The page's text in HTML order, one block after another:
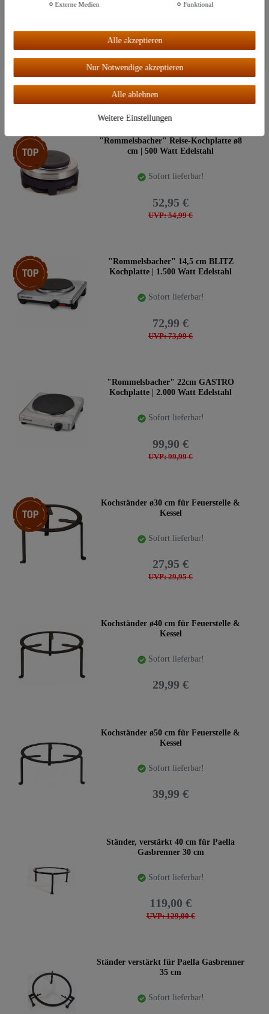
Gläser & Korken
UVP: 14,95 €
Top-Artikel
"Rommelsbacher" Reise-Kochplatte ø8
cm | 500 Watt Edelstahl
Sofort lieferbar!
UVP: 54,99 €
52,95 €
Top-Artikel
"Rommelsbacher" 14,5 cm BLITZ
Kochplatte | 1.500 Watt Edelstahl
Sofort lieferbar!
UVP: 73,99 €
72,99 €
"Rommelsbacher" 22cm GASTRO
Kochplatte | 2.000 Watt Edelstahl
Sofort lieferbar!
UVP: 99,99 €
99,90 €
Top-Artikel
Kochständer ø30 cm für Feuerstelle &
Kessel
Sofort lieferbar!
UVP: 29,95 €
27,95 €
Kochständer ø40 cm für Feuerstelle &
Kessel
Sofort lieferbar!
29,99 €
Kochständer ø50 cm für Feuerstelle &
Kessel
Sofort lieferbar!
39,99 €
Ständer, verstärkt 40 cm für Paella
Gasbrenner 30 cm
Sofort lieferbar!
UVP: 129,00 €
119,00 €
Ständer verstärkt für Paella Gasbrenner
35 cm
Sofort lieferbar!
Alle akzeptieren
Externe Medien Funktional
Alle akzeptieren
Nur Notwendige akzeptieren
Alle ablehnen
Weitere Einstellungen